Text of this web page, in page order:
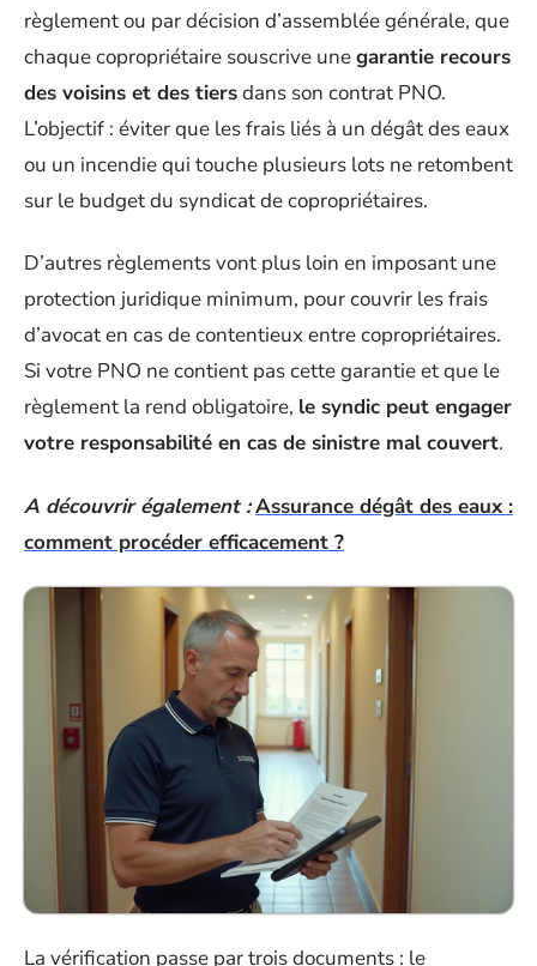
règlement ou par décision d’assemblée générale, que
chaque copropriétaire souscrive unegarantie recours
des voisins et des tiersdans son contrat PNO.
L’objectif : éviter que les frais liés à un dégât des eaux
ou un incendie qui touche plusieurs lots ne retombent
sur le budget du syndicat de copropriétaires.
D’autres règlements vont plus loin en imposant une
protection juridique minimum, pour couvrir les frais
d’avocat en cas de contentieux entre copropriétaires.
Si votre PNO ne contient pas cette garantie et que le
règlement la rend obligatoire, le syndic peut engager
votre responsabilité en cas de sinistre mal couvert.
A découvrir également :Assurance dégât des eaux :
comment procéder efficacement ?
La vérification passe par trois documents : le